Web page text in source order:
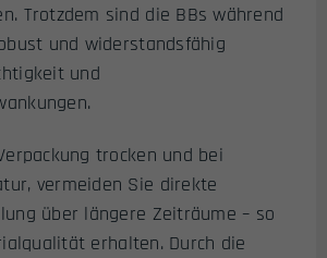
Trotzdem sind die BBs während
und widerstandsfähig
und
trocken und bei
vermeiden Sie direkte
über längere Zeiträume – so
erhalten. Durch die